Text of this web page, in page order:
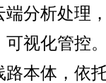
端分析处理
可视化管控
路本体，依